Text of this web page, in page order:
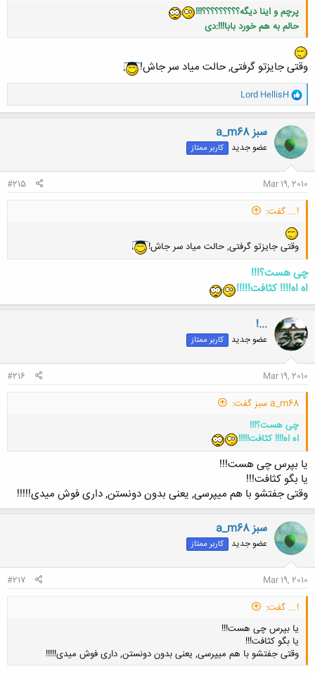
پرچم و اینا دیگه؟؟؟؟؟؟؟؟؟!!!
حالم به هم خورد بابا!!!:دی
کلیک کنید تا باز شود...
وقتی جایزتو گرفتی, حالت میاد سر جاش!
و
ا
ک
ن
ش
ه
ا
Lord HellisH
a_m68 سبز
عضو جدید کاربر ممتاز
Mar 19, 2010
#215
!... گفت:
وقتی جایزتو گرفتی, حالت میاد سر جاش!
چی هست؟!!!
اه اه!!!! کثافت!!!!!
!...
عضو جدید کاربر ممتاز
Mar 19, 2010
#216
a_m68 سبز گفت:
چی هست؟!!!
اه اه!!!! کثافت!!!!!
یا بپرس چی هست!!!
یا بگو کثافت!!!
وقتی جفتشو با هم میپرسی, یعنی بدون دونستن, داری فوش میدی!!!!!
a_m68 سبز
عضو جدید کاربر ممتاز
Mar 19, 2010
#217
!... گفت:
یا بپرس چی هست!!!
یا بگو کثافت!!!
وقتی جفتشو با هم میپرسی, یعنی بدون دونستن, داری فوش میدی!!!!!